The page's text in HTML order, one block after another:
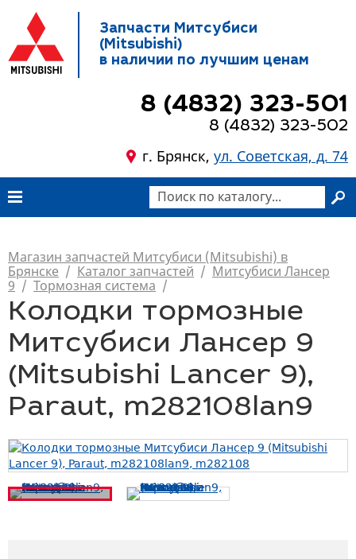
Запчасти Митсубиси
(Mitsubishi)
в наличии по лучшим ценам
8 (4832) 323-501
8 (4832) 323-502
г. Брянск, ул. Советская, д. 74
Магазин запчастей Митсубиси (Mitsubishi) в
Брянске / Каталог запчастей / Митсубиси Лансер
9 / Тормозная система /
Колодки тормозные
Митсубиси Лансер 9
(Mitsubishi Lancer 9),
Paraut, m282108lan9